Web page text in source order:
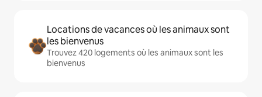
Locations de vacances où les animaux sont
les bienvenus
Trouvez 420 logements où les animaux sont les
bienvenus